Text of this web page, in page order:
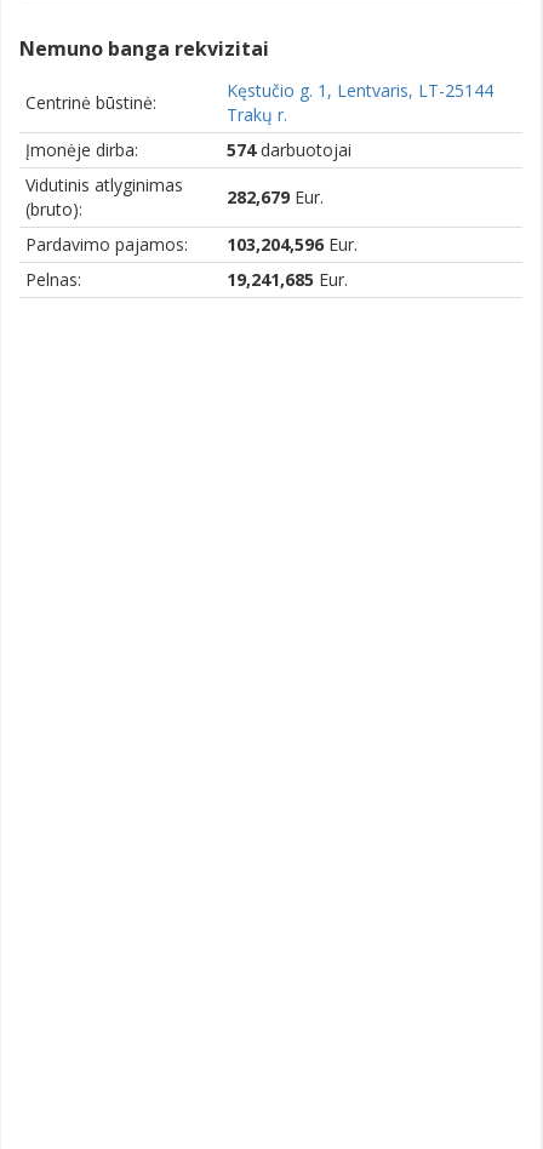
Nemuno banga rekvizitai
Centrinė būstinė:
Kęstučio g. 1, Lentvaris, LT-25144
Trakų r.
Įmonėje dirba:
574darbuotojai
Vidutinis atlyginimas
(bruto):
282,679 Eur.
Pardavimo pajamos: 103,204,596 Eur.
Pelnas:
19,241,685 Eur.